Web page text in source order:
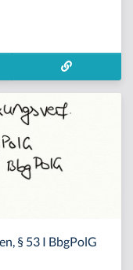
§ 53 I BbgPolG